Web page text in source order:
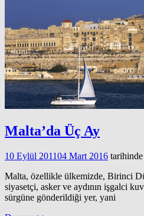
Malta’da Üç Ay
10 Eylül 201104 Mart 2016
Malta, özellikle ülkemizde, Birinci
siyasetçi, asker ve aydının işgalci
sürgüne gönderildiği yer, yani